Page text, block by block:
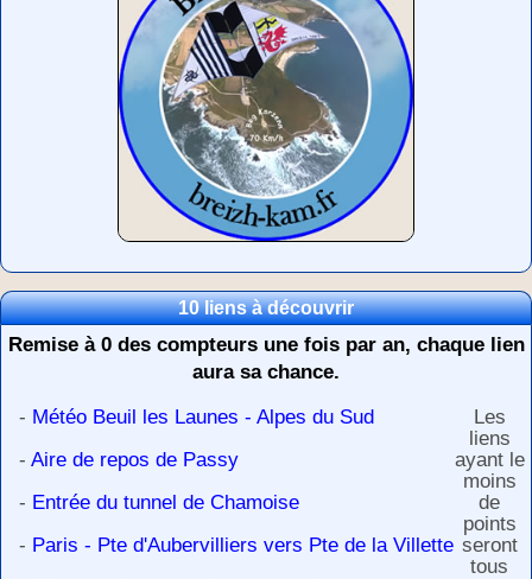
10 liens à découvrir
Remise à 0 des compteurs une fois par an, chaque lien
aura sa chance.
- Météo Beuil les Launes - Alpes du Sud
- Aire de repos de Passy
- Entrée du tunnel de Chamoise
- Paris - Pte d'Aubervilliers vers Pte de la Villette
Les
liens
ayant le
moins
de
points
seront
tous